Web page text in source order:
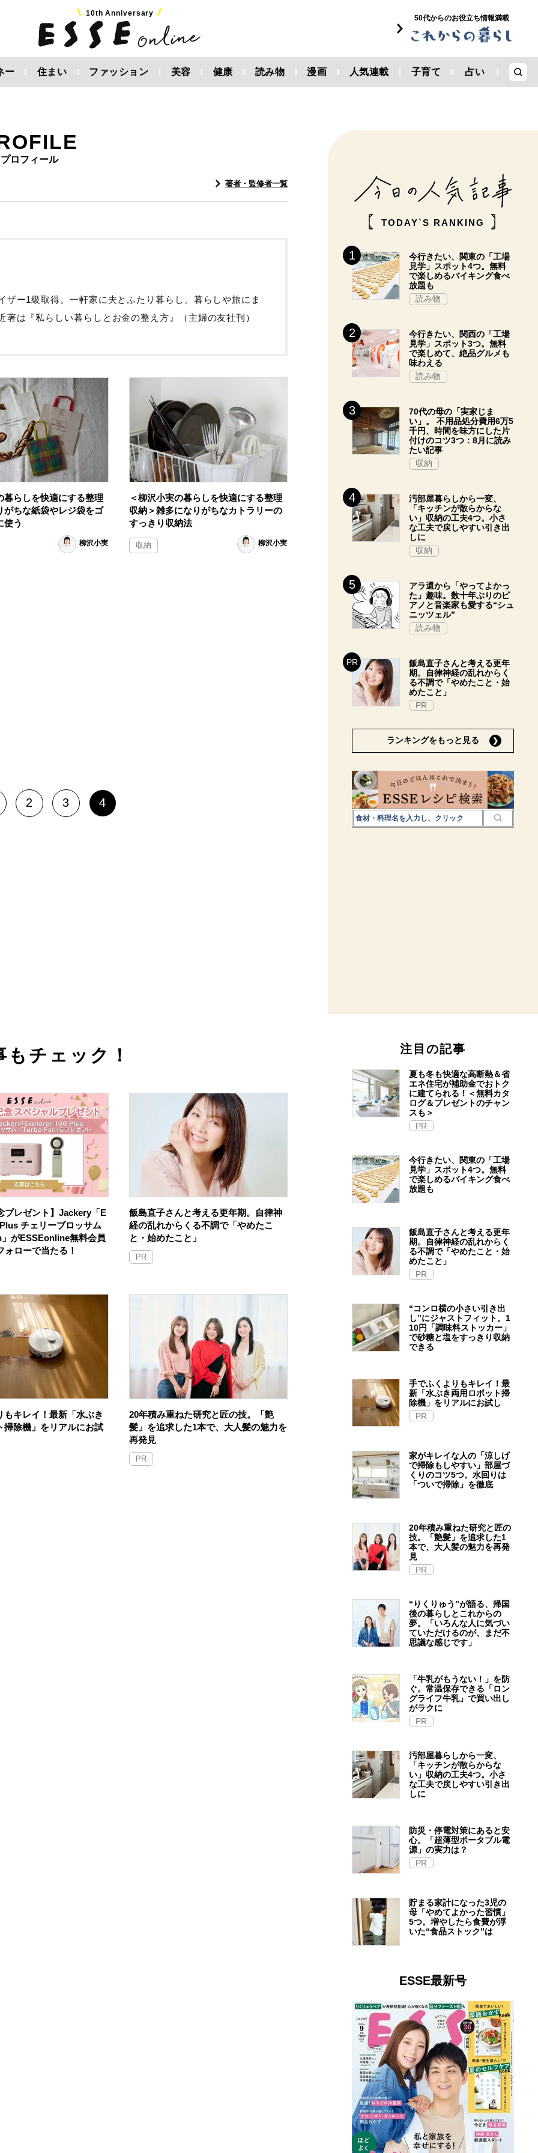
10th Anniversary
50代からのお役立ち情報満載
ー 住まい ファッション 美容 健康 読み物 漫画 人気連載 子育て 占い
プロフィール
著者・監修者一覧
ザー1級取得。一軒家に夫とふたり暮らし。暮らしや旅にま
著は『私らしい暮らしとお金の整え方』（主婦の友社刊）
暮らしを快適にする整理
がちな紙袋やレジ袋をゴ
使う
柳沢小実
＜柳沢小実の暮らしを快適にする整理
収納＞雑多になりがちなカトラリーの
すっきり収納法
収納 柳沢小実
2 3 4
もチェック！
プレゼント】Jackery「E
チェリーブロッサム
がESSEonline無料会員
ォローで当たる！
飯島直子さんと考える更年期。自律神
経の乱れからくる不調で「やめたこ
と・始めたこと」
PR
もキレイ！最新「水ぶき
掃除機」をリアルにお試
20年積み重ねた研究と匠の技。「艶
髪」を追求した1本で、大人髪の魅力を
再発見
PR
TODAY`S RANKING
今行きたい、関東の「工場
見学」スポット4つ。無料
で楽しめるバイキング食べ
放題も
読み物
今行きたい、関西の「工場
見学」スポット3つ。無料
で楽しめて、絶品グルメも
味わえる
読み物
70代の母の「実家じま
い」。 不用品処分費用6万5
千円、時間を味方にした片
付けのコツ3つ：8月に読み
たい記事
収納
汚部屋暮らしから一変、
「キッチンが散らからな
い」収納の工夫4つ。小さ
な工夫で戻しやすい引き出
しに
収納
アラ還から「やってよかっ
た」趣味。数十年ぶりのピ
アノと音楽家も愛する“シュ
ニッツェル”
読み物
飯島直子さんと考える更年
期。自律神経の乱れからく
る不調で「やめたこと・始
めたこと」
PR
ランキングをもっと見る
注目の記事
夏も冬も快適な高断熱＆省
エネ住宅が補助金でおトク
に建てられる！＜無料カタ
ログ＆プレゼントのチャン
スも＞
PR
今行きたい、関東の「工場
見学」スポット4つ。無料
で楽しめるバイキング食べ
放題も
飯島直子さんと考える更年
期。自律神経の乱れからく
る不調で「やめたこと・始
めたこと」
PR
“コンロ横の小さい引き出
し”にジャストフィット。1
10円「調味料ストッカー」
で砂糖と塩をすっきり収納
できる
手でふくよりもキレイ！最
新「水ぶき両用ロボット掃
除機」をリアルにお試し
PR
家がキレイな人の「涼しげ
で掃除もしやすい」部屋づ
くりのコツ5つ。水回りは
「ついで掃除」を徹底
20年積み重ねた研究と匠の
技。「艶髪」を追求した1
本で、大人髪の魅力を再発
見
PR
“りくりゅう”が語る、帰国
後の暮らしとこれからの
夢。「いろんな人に気づい
ていただけるのが、まだ不
思議な感じです」
「牛乳がもうない！」を防
ぐ。常温保存できる「ロン
グライフ牛乳」で買い出し
がラクに
PR
汚部屋暮らしから一変、
「キッチンが散らからな
い」収納の工夫4つ。小さ
な工夫で戻しやすい引き出
しに
防災・停電対策にあると安
心。「超薄型ポータブル電
源」の実力は？​
PR
貯まる家計になった3児の
母「やめてよかった習慣」
5つ。増やしたら食費が浮
いた“食品ストック”は
ESSE最新号